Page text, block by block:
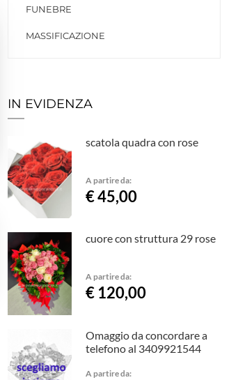
FUNEBRE
MASSIFICAZIONE
IN EVIDENZA
scatola quadra con rose
A partire da:
€ 45,00
cuore con struttura 29 rose
A partire da:
€ 120,00
Omaggio da concordare a
telefono al 3409921544
A partire da: